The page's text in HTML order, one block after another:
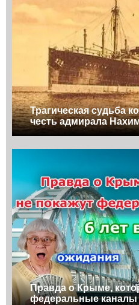
Трагическая судьба
честь адмирала
Правда о Крыме,
федеральные каналы